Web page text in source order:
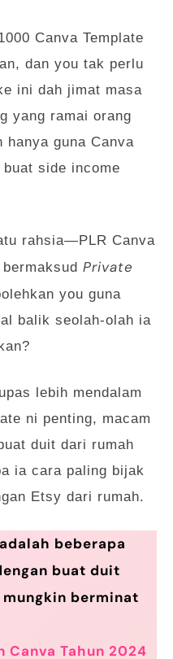
Canva Template
dan you tak perlu
ini dah jimat masa
yang ramai orang
hanya guna Canva
side income
rahsia—PLR Canva
Private
you guna
balik seolah-olah ia
lebih mendalam
ni penting, macam
duit dari rumah
ia cara paling bijak
Etsy dari rumah.
beberapa
buat duit
mungkin berminat
Canva Tahun 2024